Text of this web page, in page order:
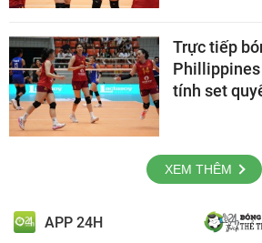
Trực tiếp
tính set
XEM THÊM
APP 24H